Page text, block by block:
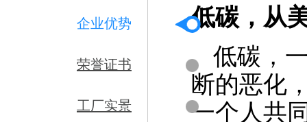
企业优势
荣誉证书
工厂实景
低碳，从
低碳，
断的恶化
一个人共